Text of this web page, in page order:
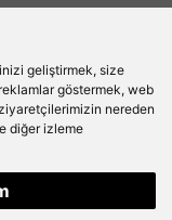
geliştirmek, size
göstermek, web
nereden
diğer izleme